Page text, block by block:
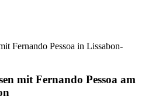
mit Fernando Pessoa am